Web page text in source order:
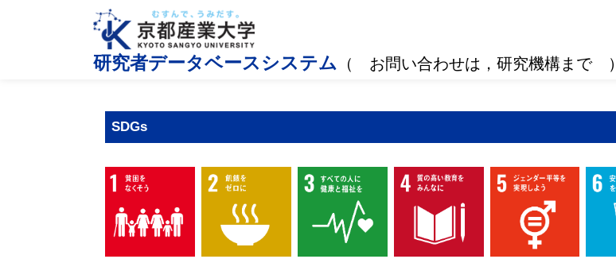
研究者データベースシステム （ お問い合わせは，研究機構まで ）
SDGs